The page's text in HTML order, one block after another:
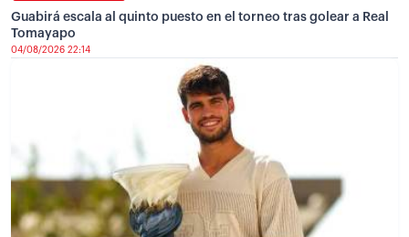
Guabirá escala al quinto puesto en el torneo tras golear a Real
Tomayapo
04/08/2026 22:14